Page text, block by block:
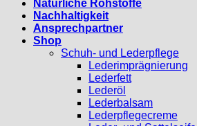
Natürliche Rohstoffe
Nachhaltigkeit
Ansprechpartner
Shop
Schuh- und Lederpflege
Lederimprägnierung
Lederfett
Lederöl
Lederbalsam
Lederpflegecreme